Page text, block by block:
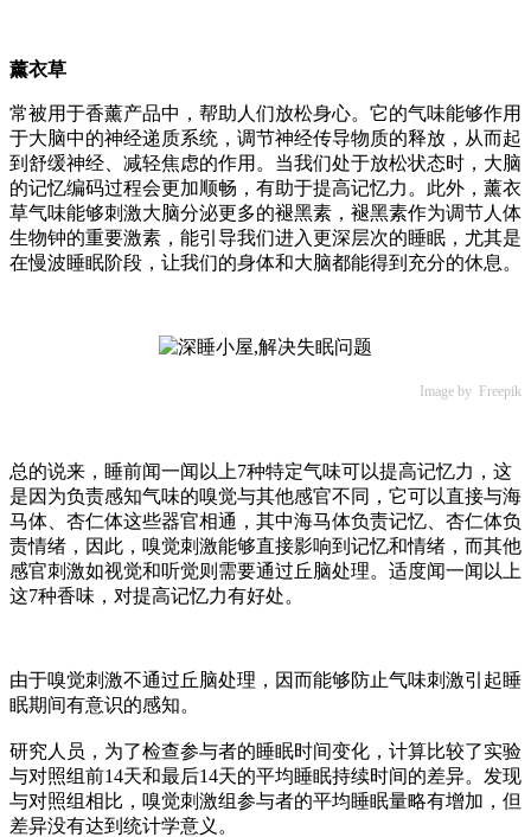
薰衣草
常被用于香薰产品中，帮助人们放松身心。它的气味能够作用
于大脑中的神经递质系统，调节神经传导物质的释放，从而起
到舒缓神经、减轻焦虑的作用。当我们处于放松状态时，大脑
的记忆编码过程会更加顺畅，有助于提高记忆力。此外，薰衣
草气味能够刺激大脑分泌更多的褪黑素，褪黑素作为调节人体
生物钟的重要激素，能引导我们进入更深层次的睡眠，尤其是
在慢波睡眠阶段，让我们的身体和大脑都能得到充分的休息。
Image by Freepik
总的说来，睡前闻一闻以上7种特定气味可以提高记忆力，这
是因为负责感知气味的嗅觉与其他感官不同，它可以直接与海
马体、杏仁体这些器官相通，其中海马体负责记忆、杏仁体负
责情绪，因此，嗅觉刺激能够直接影响到记忆和情绪，而其他
感官刺激如视觉和听觉则需要通过丘脑处理。适度闻一闻以上
这7种香味，对提高记忆力有好处。
由于嗅觉刺激不通过丘脑处理，因而能够防止气味刺激引起睡
眠期间有意识的感知。
研究人员，为了检查参与者的睡眠时间变化，计算比较了实验
与对照组前14天和最后14天的平均睡眠持续时间的差异。发现
与对照组相比，嗅觉刺激组参与者的平均睡眠量略有增加，但
差异没有达到统计学意义。